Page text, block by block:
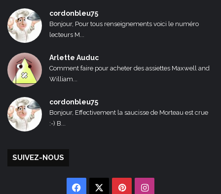
cordonbleu75
Bonjour, Pour tous renseignements voici le numéro
lecteurs M...
Arlette Auduc
Comment faire pour acheter des assiettes Maxwell and
William...
cordonbleu75
Bonjour, Effectivement la saucisse de Morteau est crue
:-) B...
SUIVEZ-NOUS
Facebook PinterestInstagram